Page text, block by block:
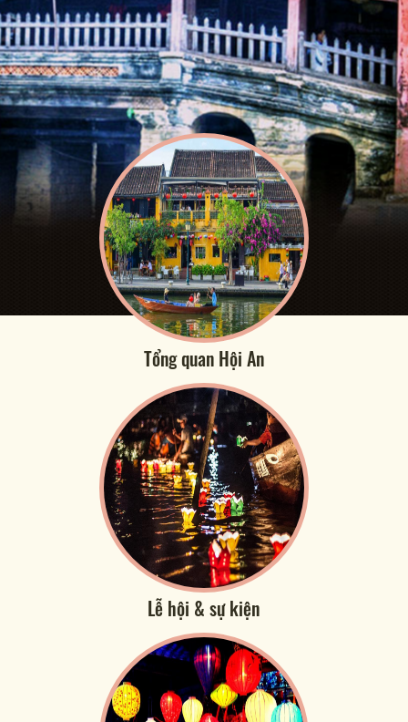
Tổng quan Hội An
Lễ hội & sự kiện